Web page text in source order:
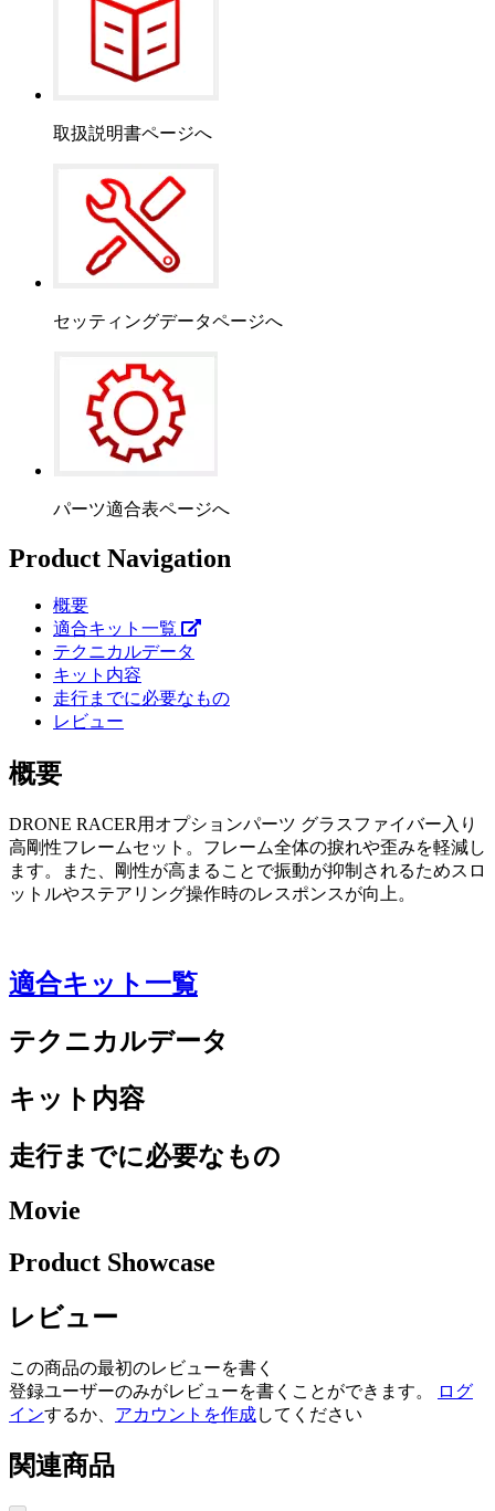
取扱説明書ページへ
セッティングデータページへ
パーツ適合表ページへ
Product Navigation
概要
適合キット一覧
テクニカルデータ
キット内容
走行までに必要なもの
レビュー
概要
DRONE RACER用オプションパーツ グラスファイバー入り
高剛性フレームセット。フレーム全体の捩れや歪みを軽減し
ます。また、剛性が高まることで振動が抑制されるためスロ
ットルやステアリング操作時のレスポンスが向上。
適合キット一覧
テクニカルデータ
キット内容
走行までに必要なもの
Movie
Product Showcase
レビュー
この商品の最初のレビューを書く
登録ユーザーのみがレビューを書くことができます。
ログ
インするか、 アカウントを作成してください
関連商品